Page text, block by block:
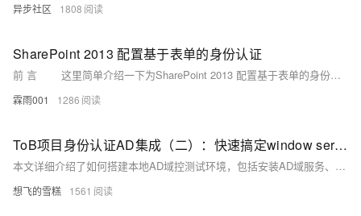
异步社区 1808
SharePoint 2013 配置基于表单的身份认证
前 言 这里简单介绍一下为SharePoint 2013 配置基于表单的身份认证，简单的说，就是用Net提供的工具创建数据库，然后配置SharePoint 管理中心、STS服务、Web应用程序的三处web.config即可。
霖雨001 1286
ToB项目身份认证AD集成（二）：快速搞定window server 2003部署AD域服务并支持ssl
本文详细介绍了如何搭建本地AD域控测试环境，包括安装AD域服务、测试LDAP接口及配置LDAPS的过程。通过运行自签名证书生成脚本和手动部署证书，实现安全的SSL连接，适用于ToB项目的身份认证集成。文中还提供了相关系列文章链接，便于读者深入了解AD和LDAP的基础知识。
想飞的雪糕 1561